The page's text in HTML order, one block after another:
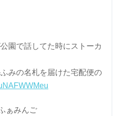
園で話してた時にストーカ
みの名札を届けた宅配便の
ぁみんご